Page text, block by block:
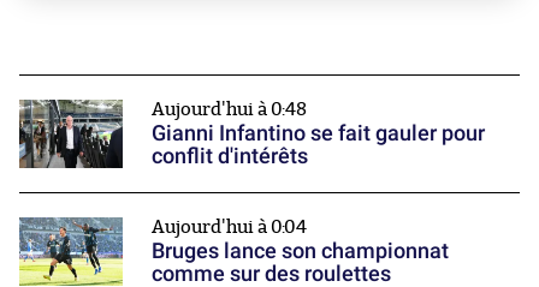
Aujourd'hui à 0:48
Gianni Infantino se fait gauler pour
conflit d'intérêts
Aujourd'hui à 0:04
Bruges lance son championnat
comme sur des roulettes